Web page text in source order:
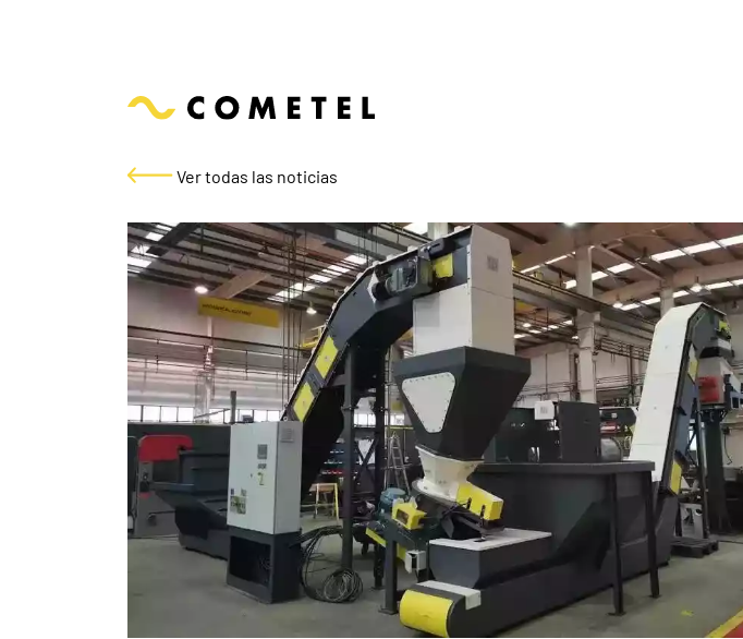
Ver todas las noticias